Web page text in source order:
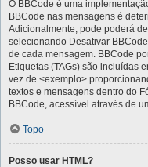
O BBCode é uma
BBCode nas mensagens é
Adicionalmente, pode poderá
selecionando Desativar
de cada mensagem. BBCode
Etiquetas (TAGs) são incluídas
vez de <exemplo>
textos e mensagens dentro do
BBCode, acessível através de
Topo
Posso usar HTML?